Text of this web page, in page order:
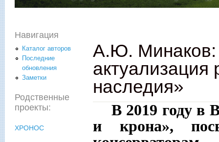
А.Ю. Минаков:
актуализация
наследия»
В 2019 году в
и крона»,
Навигация
Каталог авторов
Последние
обновления
Заметки
Родственные
проекты:
ХРОНОС